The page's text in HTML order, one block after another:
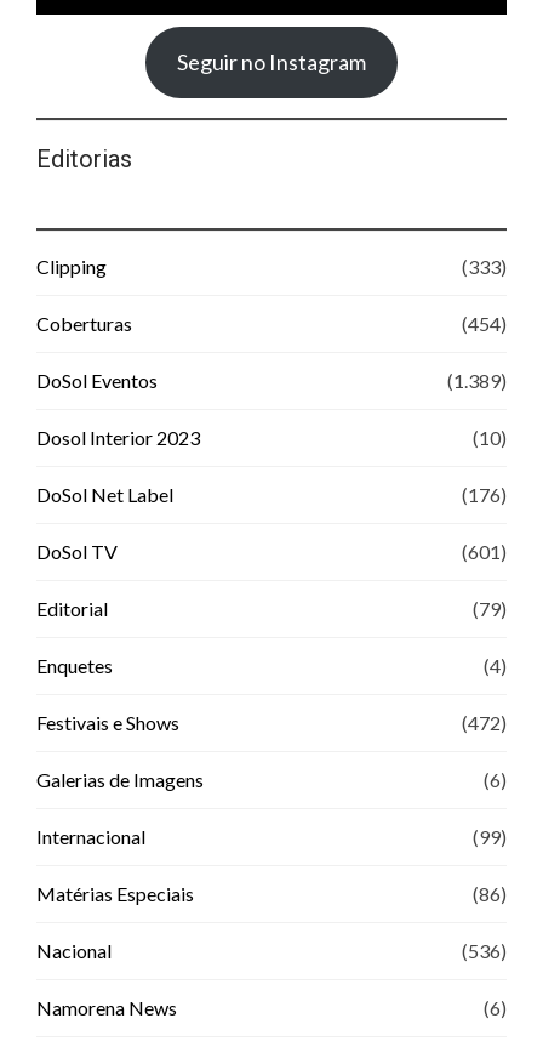
Seguir no Instagram
Editorias
Clipping (333)
Coberturas (454)
DoSol Eventos (1.389)
Dosol Interior 2023 (10)
DoSol Net Label (176)
DoSol TV (601)
Editorial (79)
Enquetes (4)
Festivais e Shows (472)
Galerias de Imagens (6)
Internacional (99)
Matérias Especiais (86)
Nacional (536)
Namorena News (6)